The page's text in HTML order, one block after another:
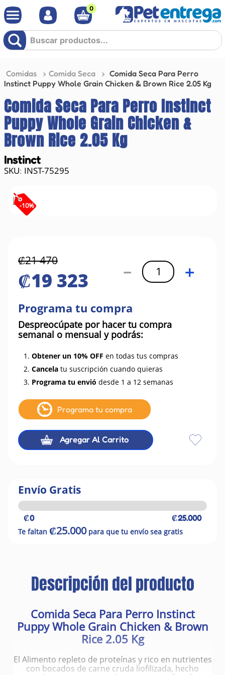
0
Buscar productos...
Comidas Comida Seca
Comida Seca Para Perro
Instinct Puppy Whole Grain Chicken & Brown Rice 2.05 Kg
Comida Seca Para Perro Instinct
Puppy Whole Grain Chicken &
Brown Rice 2.05 Kg
Instinct
: INST-75295
-10%
₡21470
₡19 323 ＋
－
Programa tu compra
Despreocúpate por hacer tu compra
semanal o mensual y podrás:
1. Obtener un 10% OFF en todas tus compras
2. Cancela tu suscripción cuando quieras
3. Programa tu envió desde 1 a 12 semanas
Programa tu compra
Agregar Al Carrito
Envío Gratis
₡0 ₡25.000
Te faltan ₡25.000para que tu envío sea gratis
Descripción del producto
Comida Seca Para Perro Instinct
Puppy Whole Grain Chicken & Brown
Rice 2.05 Kg
El Alimento repleto de proteínas y rico en nutrientes
con bocados de carne cruda liofilizada, hecho